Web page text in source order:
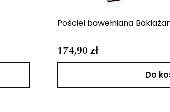
Pościel bawełniana
174,90 zł
Do